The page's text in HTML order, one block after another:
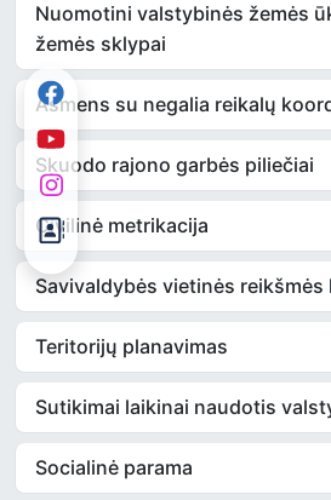
Nuomotini valstybinės žemės
žemės sklypai
Asmens su negalia reikalų
Skuodo rajono garbės piliečiai
Civilinė metrikacija
Savivaldybės vietinės reikšmės
Teritorijų planavimas
Sutikimai laikinai naudotis
Socialinė parama